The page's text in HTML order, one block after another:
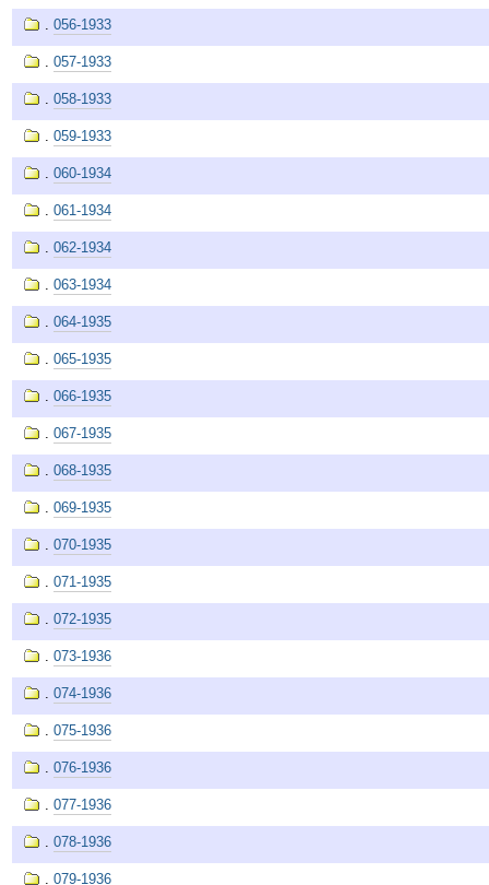
. 056-1933
. 057-1933
. 058-1933
. 059-1933
. 060-1934
. 061-1934
. 062-1934
. 063-1934
. 064-1935
. 065-1935
. 066-1935
. 067-1935
. 068-1935
. 069-1935
. 070-1935
. 071-1935
. 072-1935
. 073-1936
. 074-1936
. 075-1936
. 076-1936
. 077-1936
. 078-1936
. 079-1936